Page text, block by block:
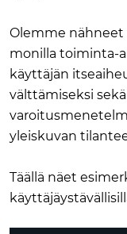
Olemme nähneet
monilla toiminta-
käyttäjän
välttämiseksi
yleiskuvan
Täällä näet